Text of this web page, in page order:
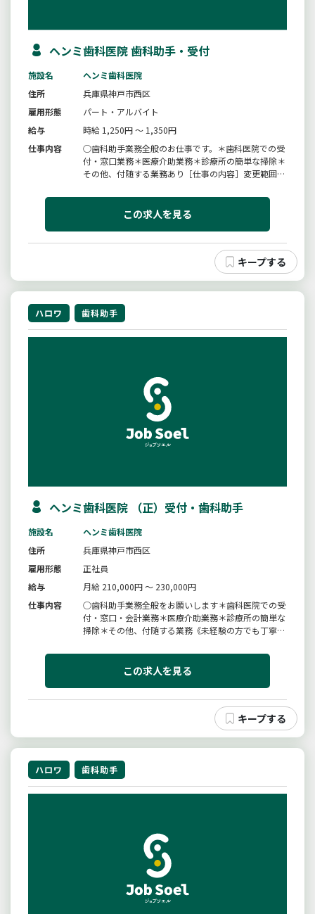
ヘンミ歯科医院 歯科助手・受付
施設名
ヘンミ歯科医院
住所
兵庫県神戸市西区
雇用形態
パート・アルバイト
給与
時給 1,250円 ～ 1,350円
仕事内容
○歯科助手業務全般のお仕事です。＊歯科医院での受
付・窓口業務＊医療介助業務＊診療所の簡単な掃除＊
その他、付随する業務あり［仕事の内容］変更範囲：
この求人を見る
ハロワ 歯科助手
ヘンミ歯科医院 （正）受付・歯科助手
施設名
ヘンミ歯科医院
住所
兵庫県神戸市西区
雇用形態
正社員
給与
月給 210,000円 ～ 230,000円
仕事内容
○歯科助手業務全般をお願いします＊歯科医院での受
付・窓口・会計業務＊医療介助業務＊診療所の簡単な
掃除＊その他、付随する業務《未経験の方でも丁寧に
更範囲：変更なし
この求人を見る
ハロワ 歯科助手